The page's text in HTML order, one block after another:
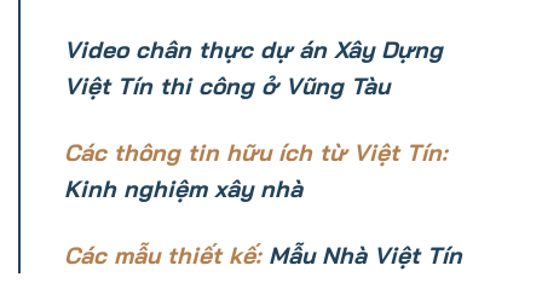
Video chân thực dự án Xây Dựng
Việt Tín thi công ở Vũng Tàu
Các thông tin hữu ích từ Việt Tín:
Kinh nghiệm xây nhà
Các mẫu thiết kế: Mẫu Nhà Việt Tín